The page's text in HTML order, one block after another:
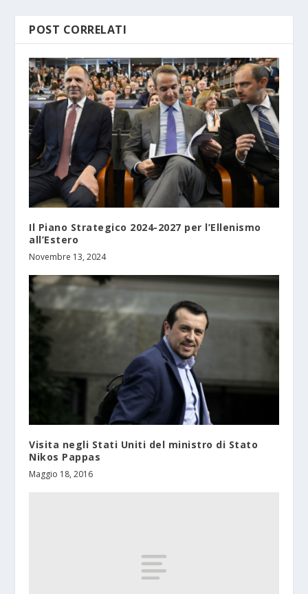
POST CORRELATI
Il Piano Strategico 2024-2027 per l’Ellenismo
all’Estero
Novembre 13, 2024
Visita negli Stati Uniti del ministro di Stato
Nikos Pappas
Maggio 18, 2016